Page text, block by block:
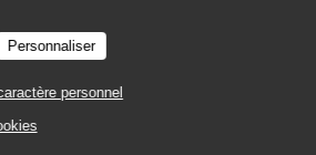
Personnaliser
personnel
TYPE DE